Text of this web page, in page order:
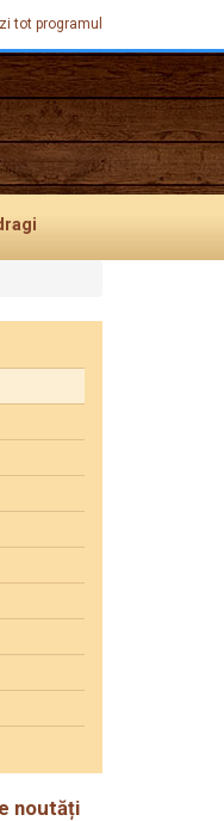
tot programul
noutăți